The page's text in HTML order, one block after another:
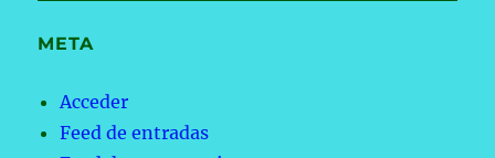
META
Acceder
Feed de entradas